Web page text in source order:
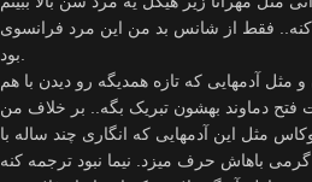
فقط از شانس بد من این مرد فرانسوی
و مثل آدمهایی که تازه همدیگه رو دیدن با هم
فتح دماوند بهشون تبریک بگه.. بر خلاف من
مثل این آدمهایی که انگاری چند ساله با
باهاش حرف میزد. نیما نبود ترجمه کنه